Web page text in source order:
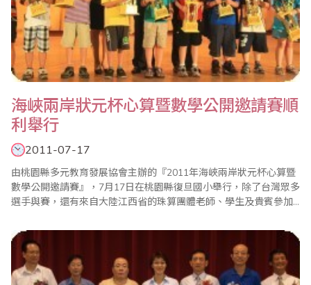
海峽兩岸狀元杯心算暨數學公開邀請賽順
利舉行
2011-07-17
由桃園縣多元教育發展協會主辦的『2011年海峽兩岸狀元杯心算暨
數學公開邀請賽』，7月17日在桃園縣復旦國小舉行，除了台灣眾多
選手與賽，還有來自大陸江西省的珠算團體老師、學生及貴賓參加
全球學童學習之才藝課程；二十一世紀科技發達，電腦盛行，卻也
無法取代珠心算對數學運算能力提升的功能；她期勉海內外珠算界
人士不斷努力，以使這項重要的中華國粹能在全球..